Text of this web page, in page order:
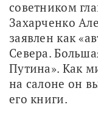
советником
Захарченко
заявлен как
Севера.
Путина». Как
на салоне он
его книги.